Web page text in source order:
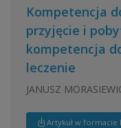
Kompetencja
przyjęcie i
kompetencja
leczenie
JANUSZ
Artykuł w formacie